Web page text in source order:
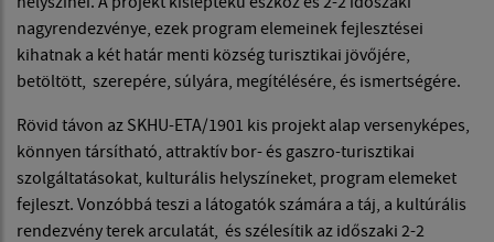
nagyrendezvénye, ezek program elemeinek fejlesztései
kihatnak a két határ menti község turisztikai jövőjére,
betöltött, szerepére, súlyára, megítélésére, és ismertségére.
Rövid távon az SKHU-ETA/1901 kis projekt alap versenyképes,
könnyen társítható, attraktív bor- és gaszro-turisztikai
szolgáltatásokat, kulturális helyszíneket, program elemeket
fejleszt. Vonzóbbá teszi a látogatók számára a táj, a kultúrális
rendezvény terek arculatát, és szélesítik az időszaki 2-2